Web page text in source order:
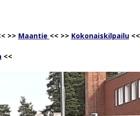
>> Maantie << >> Kokonaiskilpailu<<
<<